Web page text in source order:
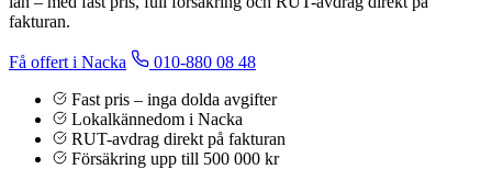
fakturan.
Få offert i Nacka
010-880 08 48
Fast pris – inga dolda avgifter
Lokalkännedom i Nacka
RUT-avdrag direkt på fakturan
Försäkring upp till 500 000 kr